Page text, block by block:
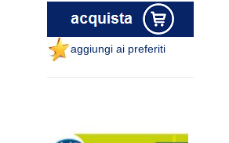
aggiungi ai preferiti